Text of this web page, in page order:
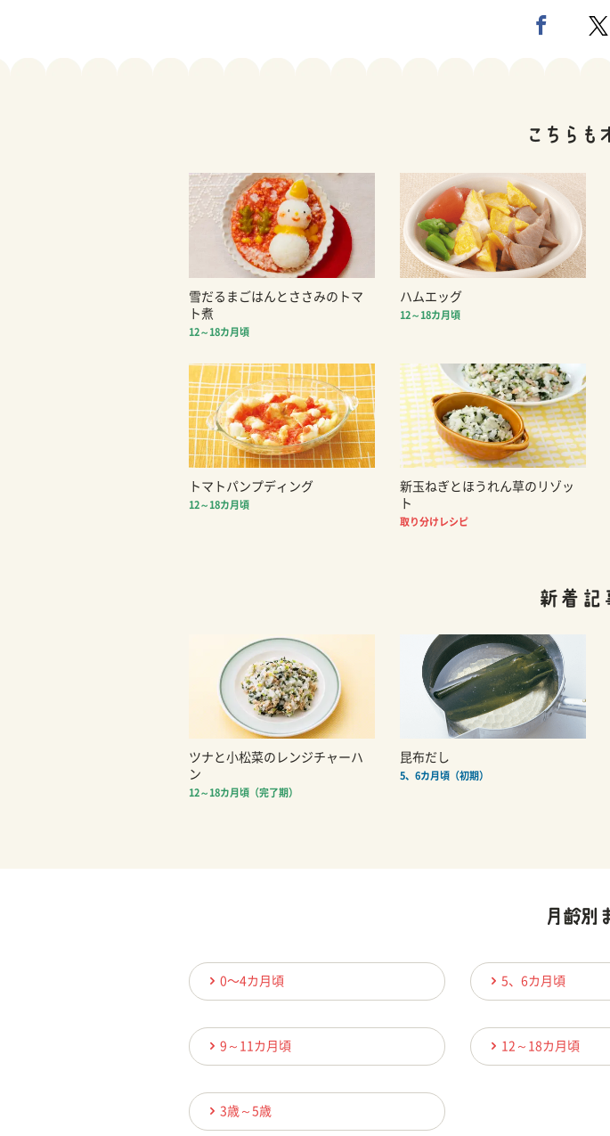
雪だるまごはんとささみのトマ
ト煮
12～18カ月頃
ハムエッグ
12～18カ月頃
トマトパンプディング
12～18カ月頃
新玉ねぎとほうれん草のリゾッ
ト
取り分けレシピ
ツナと小松菜のレンジチャーハ
ン
12～18カ月頃（完了期）
昆布だし
5、6カ月頃（初期）
0〜4カ月頃 5、6カ月頃
9～11カ月頃 12～18カ月頃
3歳～5歳